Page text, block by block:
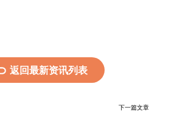
返回最新资讯列表
下一篇文章